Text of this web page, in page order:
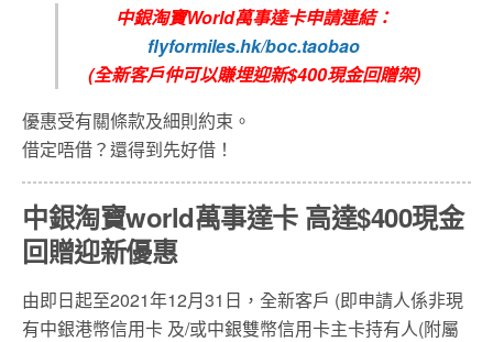
中銀淘寶World萬事達卡申請連結：
flyformiles.hk/boc.taobao
(全新客戶仲可以賺埋迎新$400現金回贈架)
優惠受有關條款及細則約束。
借定唔借？還得到先好借！
中銀淘寶world萬事達卡 高達$400現金
回贈迎新優惠
由即日起至2021年12月31日，全新客戶 (即申請人係非現
有中銀港幣信用卡 及/或中銀雙幣信用卡主卡持有人(附屬